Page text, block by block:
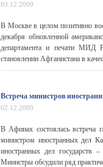
03.12.2009
В Москве в целом позитивно
декабря обновленной
департамента и печати МИД
становлении Афганистана в
Встреча министров
02.12.2009
В Афинах состоялась встреча
министром иностранных дел
иностранных дел государств
Министры обсудили ряд